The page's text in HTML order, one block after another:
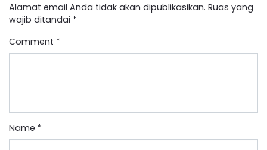
Alamat email Anda tidak akan dipublikasikan. Ruas yang
wajib ditandai *
Comment *
Name *